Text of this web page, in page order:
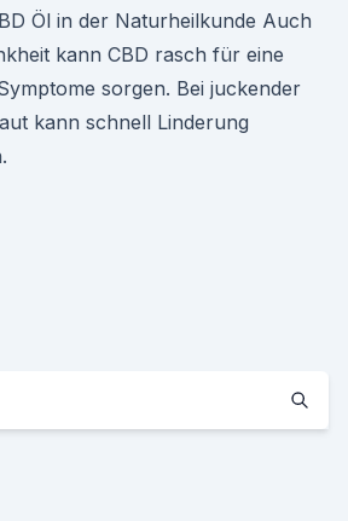
Öl in der Naturheilkunde Auch
kann CBD rasch für eine
sorgen. Bei juckender
kann schnell Linderung